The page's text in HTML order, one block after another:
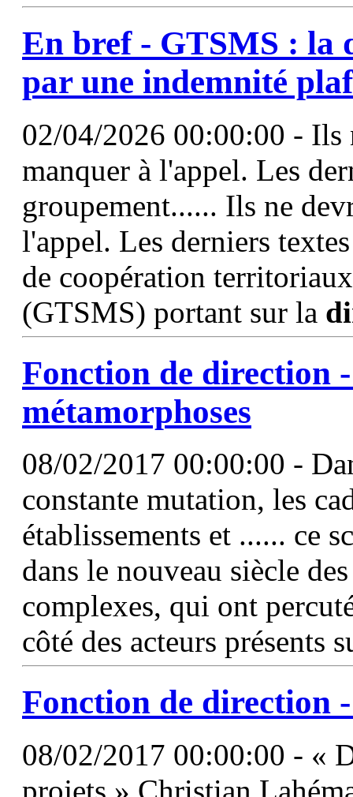
En bref - GTSMS : la
par une indemnité
02/04/2026 00:00:00 - Ils
manquer à l'appel. Les
groupement...... Ils ne
l'appel. Les derniers
de coopération
(GTSMS) portant sur la
Fonction de direction
métamorphoses
08/02/2017 00:00:00 -
constante mutation, les
établissements et ...... ce
dans le nouveau siècle
complexes, qui ont
côté des acteurs présents
Fonction de direction
08/02/2017 00:00:00 - «